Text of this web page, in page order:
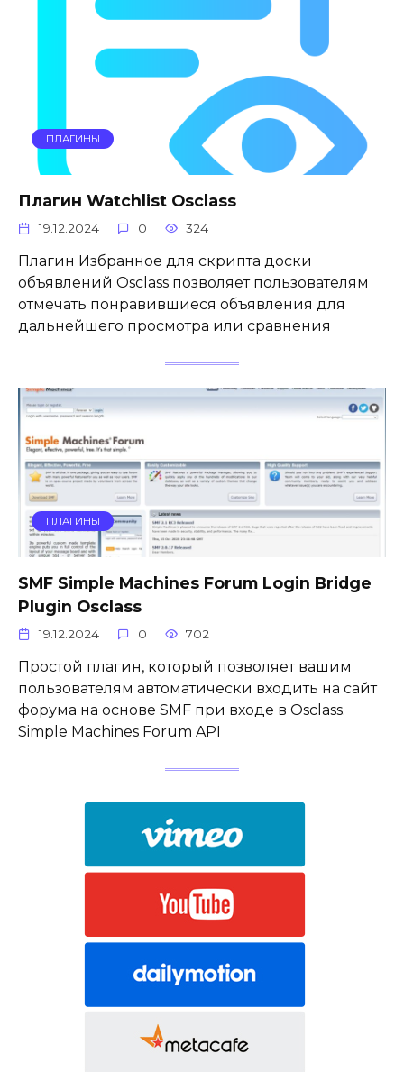
ПЛАГИНЫ
Плагин Watchlist Osclass
19.12.2024 0 324
Плагин Избранное для скрипта доски
объявлений Osclass позволяет пользователям
отмечать понравившиеся объявления для
дальнейшего просмотра или сравнения
ПЛАГИНЫ
SMF Simple Machines Forum Login Bridge
Plugin Osclass
19.12.2024 0 702
Простой плагин, который позволяет вашим
пользователям автоматически входить на сайт
форума на основе SMF при входе в Osclass.
Simple Machines Forum API